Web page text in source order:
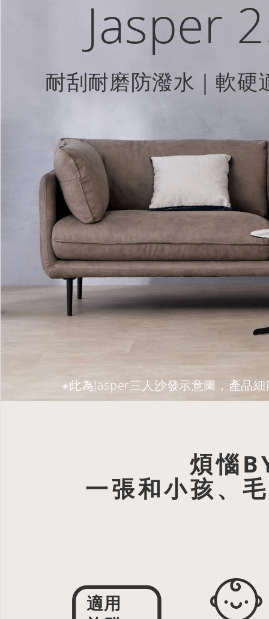
Jasper
耐刮耐磨防潑水｜軟硬
※此為Jasper三人沙發示意圖，產品
煩惱
一張和小孩、
適用